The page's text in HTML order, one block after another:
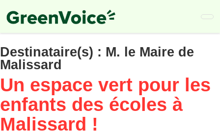
to
main
Destinataire(s) : M. le Maire de
Malissard
Un espace vert pour les
enfants des écoles à
Malissard !